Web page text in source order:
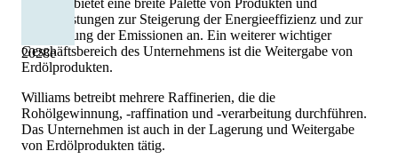
2028e
Williams bietet eine breite Palette von Produkten und
Dienstleistungen zur Steigerung der Energieeffizienz und zur
Reduzierung der Emissionen an. Ein weiterer wichtiger
Geschäftsbereich des Unternehmens ist die Weitergabe von
Erdölprodukten.
Williams betreibt mehrere Raffinerien, die die
Rohölgewinnung, -raffination und -verarbeitung durchführen.
Das Unternehmen ist auch in der Lagerung und Weitergabe
von Erdölprodukten tätig.